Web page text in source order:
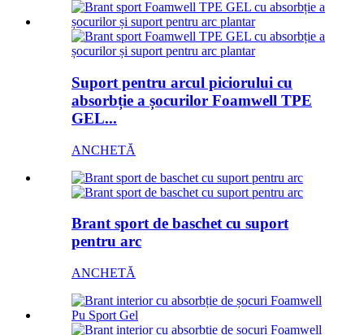
Suport pentru arcul piciorului cu
absorbție a șocurilor Foamwell TPE
GEL...
ANCHETĂ
Brant sport de baschet cu suport
pentru arc
ANCHETĂ